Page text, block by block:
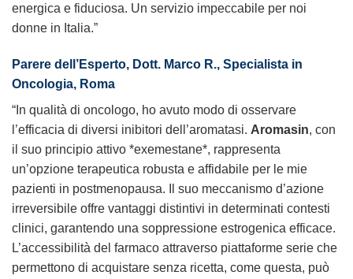
energica e fiduciosa. Un servizio impeccabile per noi
donne in Italia.”
Parere dell’Esperto, Dott. Marco R., Specialista in
Oncologia, Roma
“In qualità di oncologo, ho avuto modo di osservare
l’efficacia di diversi inibitori dell’aromatasi. Aromasin, con
il suo principio attivo *exemestane*, rappresenta
un’opzione terapeutica robusta e affidabile per le mie
pazienti in postmenopausa. Il suo meccanismo d’azione
irreversibile offre vantaggi distintivi in determinati contesti
clinici, garantendo una soppressione estrogenica efficace.
L’accessibilità del farmaco attraverso piattaforme serie che
permettono di acquistare senza ricetta, come questa, può